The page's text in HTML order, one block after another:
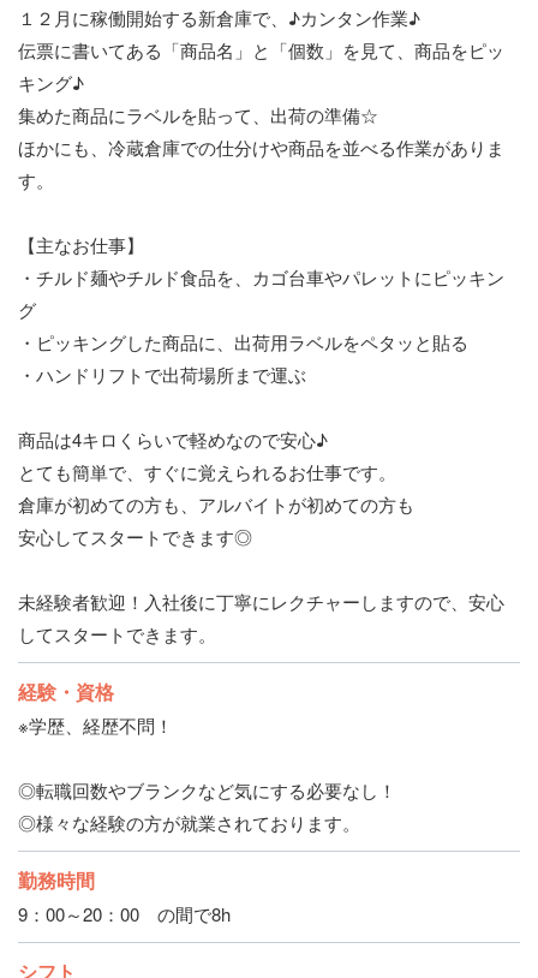
１２月に稼働開始する新倉庫で、♪カンタン作業♪
伝票に書いてある「商品名」と「個数」を見て、商品をピッ
キング♪
集めた商品にラベルを貼って、出荷の準備☆
ほかにも、冷蔵倉庫での仕分けや商品を並べる作業がありま
す。
【主なお仕事】
・チルド麺やチルド食品を、カゴ台車やパレットにピッキン
グ
・ピッキングした商品に、出荷用ラベルをペタッと貼る
・ハンドリフトで出荷場所まで運ぶ
商品は4キロくらいで軽めなので安心♪
とても簡単で、すぐに覚えられるお仕事です。
倉庫が初めての方も、アルバイトが初めての方も
安心してスタートできます◎
未経験者歓迎！入社後に丁寧にレクチャーしますので、安心
してスタートできます。
経験・資格
※学歴、経歴不問！
◎転職回数やブランクなど気にする必要なし！
◎様々な経験の方が就業されております。
勤務時間
9：00～20：00 の間で8h
シフト